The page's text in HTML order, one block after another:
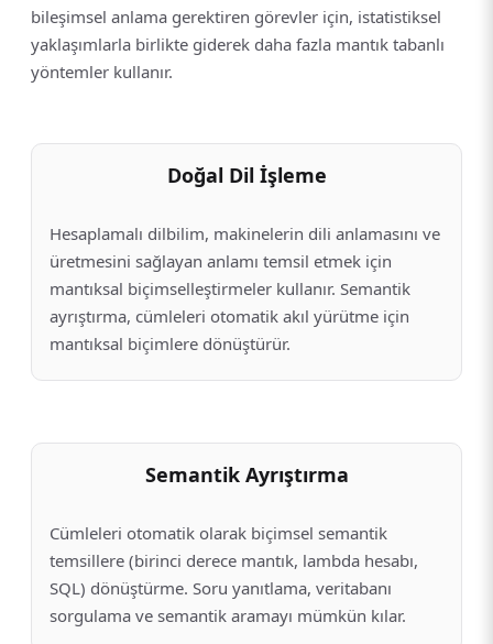
bileşimsel anlama gerektiren görevler için, istatistiksel
yaklaşımlarla birlikte giderek daha fazla mantık tabanlı
yöntemler kullanır.
Doğal Dil İşleme
Hesaplamalı dilbilim, makinelerin dili anlamasını ve
üretmesini sağlayan anlamı temsil etmek için
mantıksal biçimselleştirmeler kullanır. Semantik
ayrıştırma, cümleleri otomatik akıl yürütme için
mantıksal biçimlere dönüştürür.
Semantik Ayrıştırma
Cümleleri otomatik olarak biçimsel semantik
temsillere (birinci derece mantık, lambda hesabı,
SQL) dönüştürme. Soru yanıtlama, veritabanı
sorgulama ve semantik aramayı mümkün kılar.